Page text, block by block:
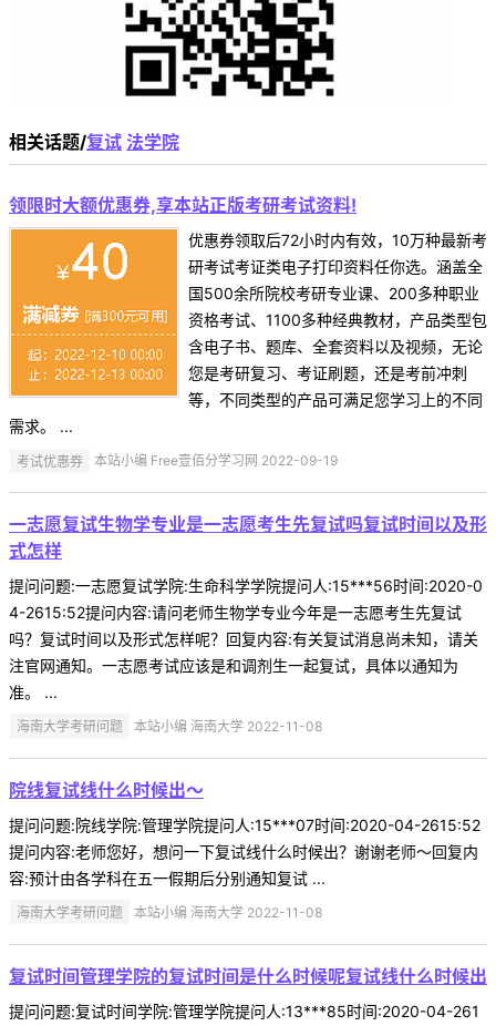
相关话题/复试 法学院
领限时大额优惠券,享本站正版考研考试资料!
优惠券领取后72小时内有效，10万种最新考
研考试考证类电子打印资料任你选。涵盖全
国500余所院校考研专业课、200多种职业
资格考试、1100多种经典教材，产品类型包
含电子书、题库、全套资料以及视频，无论
您是考研复习、考证刷题，还是考前冲刺
等，不同类型的产品可满足您学习上的不同
需求。 ...
考试优惠券 本站小编 Free壹佰分学习网 2022-09-19
一志愿复试生物学专业是一志愿考生先复试吗复试时间以及形
式怎样
提问问题:一志愿复试学院:生命科学学院提问人:15***56时间:2020-0
4-2615:52提问内容:请问老师生物学专业今年是一志愿考生先复试
吗？复试时间以及形式怎样呢？回复内容:有关复试消息尚未知，请关
注官网通知。一志愿考试应该是和调剂生一起复试，具体以通知为
准。 ...
海南大学考研问题 本站小编 海南大学 2022-11-08
院线复试线什么时候出～
提问问题:院线学院:管理学院提问人:15***07时间:2020-04-2615:52
提问内容:老师您好，想问一下复试线什么时候出？谢谢老师～回复内
容:预计由各学科在五一假期后分别通知复试 ...
海南大学考研问题 本站小编 海南大学 2022-11-08
复试时间管理学院的复试时间是什么时候呢复试线什么时候出
提问问题:复试时间学院:管理学院提问人:13***85时间:2020-04-261